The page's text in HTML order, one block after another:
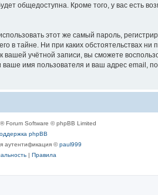
общедоступна. Кроме того, у вас есть
этот же самый пароль,
в тайне. Ни при каких обстоятельствах
учётной записи, вы сможете
имя пользователя и ваш адрес email,
® Forum Software © phpBB Limited
phpBB
аутентификация ©paul999
| Правила